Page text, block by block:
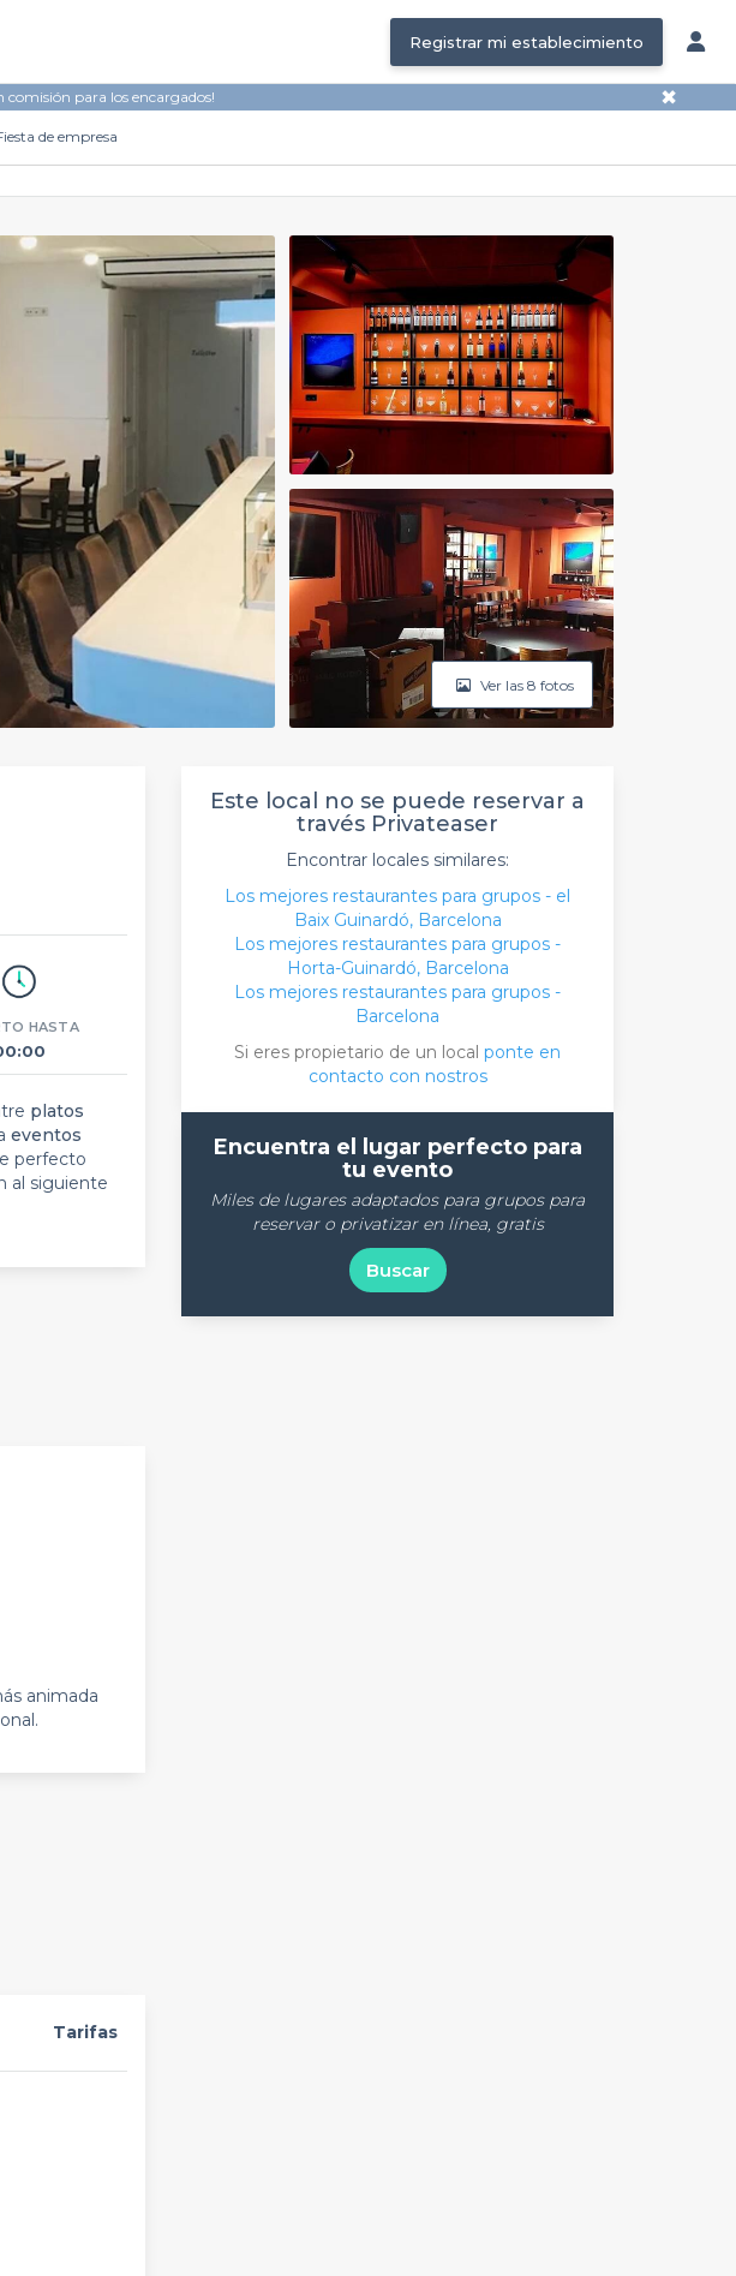
Registrar mi establecimiento
para los encargados! ✖
de empresa
Ver las 8 fotos
HASTA
platos
eventos
perfecto
al siguiente
animada
Tarifas
Este local no se puede reservar a
través Privateaser
Encontrar locales similares:
Los mejores restaurantes para grupos - el
Baix Guinardó, Barcelona
Los mejores restaurantes para grupos -
Horta-Guinardó, Barcelona
Los mejores restaurantes para grupos -
Barcelona
Si eres propietario de un local ponte en
contacto con nostros
Encuentra el lugar perfecto para
tu evento
Miles de lugares adaptados para grupos para
reservar o privatizar en línea, gratis
Buscar